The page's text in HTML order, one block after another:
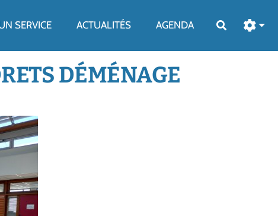
SERVICE ACTUALITÉS AGENDA Rechercher
DÉMÉNAGE